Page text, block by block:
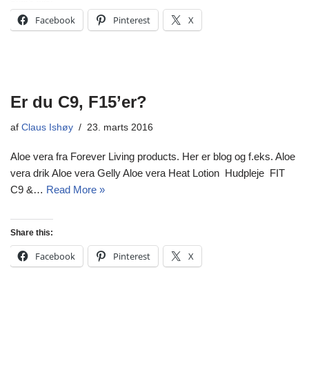
Facebook Pinterest X
Er du C9, F15’er?
af Claus Ishøy 23. marts 2016
Aloe vera fra Forever Living products. Her er blog og f.eks. Aloe
vera drik Aloe vera Gelly Aloe vera Heat Lotion Hudpleje FIT
C9 &… Read More »
Share this:
Facebook Pinterest X